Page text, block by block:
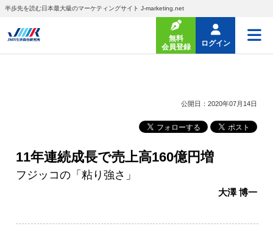
半歩先を読む日本最大級のマーケティングサイト J-marketing.net
無料
会員登録
ログイン
公開日：2020年07月14日
11年連続成長で売上高160億円増
フジッコの「粘り強さ」
大澤 博一